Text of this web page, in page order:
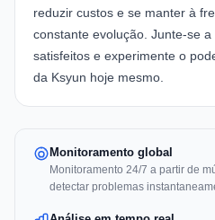
reduzir custos e se manter à
constante evolução. Junte-se
satisfeitos e experimente o
da Ksyun hoje mesmo.
Monitoramento global
Monitoramento 24/7 a partir de
detectar problemas